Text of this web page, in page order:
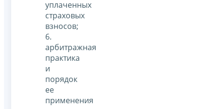
уплаченных
страховых
взносов;
6.
арбитражная
практика
и
порядок
ее
применения